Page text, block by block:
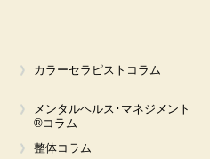
カラーセラピストコラム
メンタルヘルス･マネジメント
®コラム
整体コラム